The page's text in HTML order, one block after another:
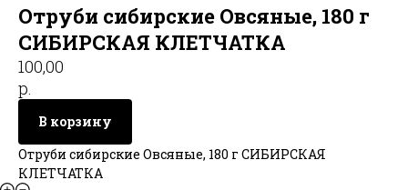
Отруби сибирские Овсяные, 180 г
СИБИРСКАЯ КЛЕТЧАТКА
100,00
р.
В корзину
Отруби сибирские Овсяные, 180 г СИБИРСКАЯ
КЛЕТЧАТКА